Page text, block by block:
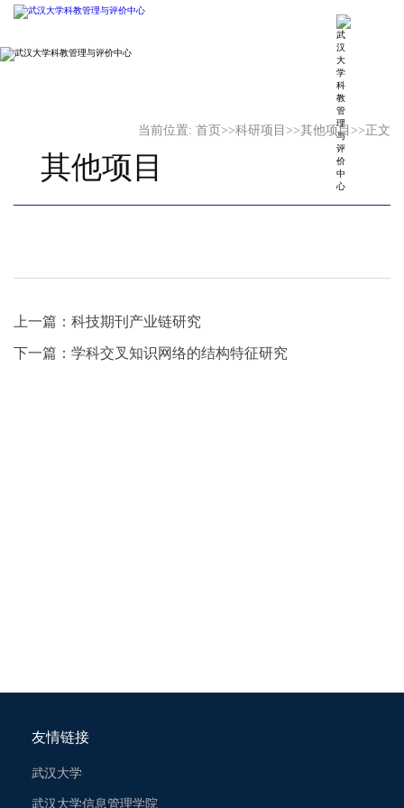
当前位置: 首页 >>科研项目 >>其他项目 >> 正文
其他项目
上一篇： 科技期刊产业链研究
下一篇： 学科交叉知识网络的结构特征研究
友情链接
武汉大学
武汉大学信息管理学院